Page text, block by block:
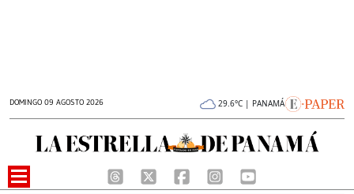
DOMINGO 09 AGOSTO 2026 29.6°C | PANAMÁ